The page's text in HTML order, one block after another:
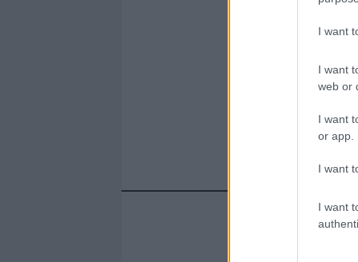
I want
I want
web or
I want
or app.
I want
I want